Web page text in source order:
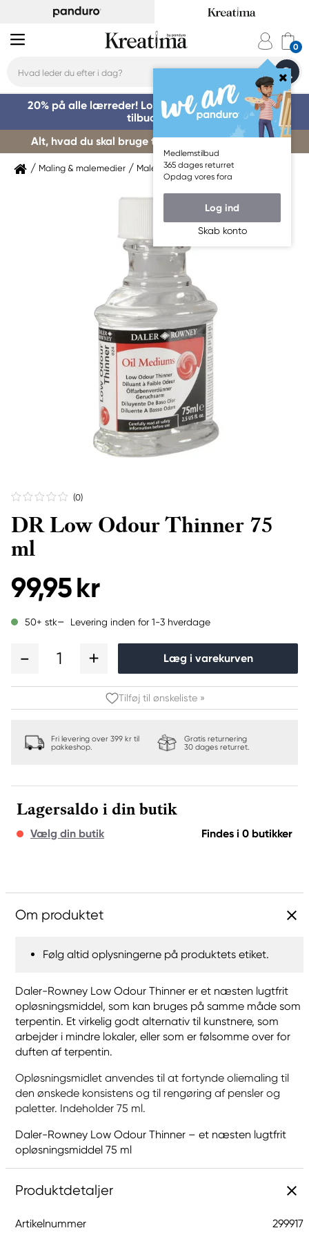
Medlemstilbud
365 dages returret
Opdag vores fora
Log ind
Skab konto
20% på alle lærreder! Log på for at benytte dig af
tilbuddet »
Alt, hvad du skal bruge til kursusstart – køb her »
Maling & malemedier Malemedium Oliemedium
(0)
DR Low Odour Thinner 75
ml
99,95 kr
50+ stk Levering inden for 1-3 hverdage
1 Læg i varekurven
Tilføj til ønskeliste »
Fri levering over 399 kr til
pakkeshop.
Gratis returnering
30 dages returret.
Lagersaldo i din butik
Vælg din butik Findes i 0 butikker
Om produktet
Følg altid oplysningerne på produktets etiket.
Daler-Rowney Low Odour Thinner er et næsten lugtfrit
opløsningsmiddel, som kan bruges på samme måde som
terpentin. Et virkelig godt alternativ til kunstnere, som
arbejder i mindre lokaler, eller som er følsomme over for
duften af terpentin.
Opløsningsmidlet anvendes til at fortynde oliemaling til
den ønskede konsistens og til rengøring af pensler og
paletter. Indeholder 75 ml.
Daler-Rowney Low Odour Thinner – et næsten lugtfrit
opløsningsmiddel 75 ml
Produktdetaljer
Artikelnummer 299917